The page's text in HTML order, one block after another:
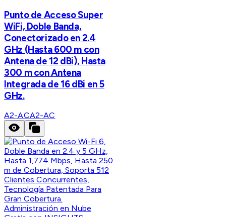
Punto de Acceso Super
WiFi, Doble Banda,
Conectorizado en 2.4
GHz (Hasta 600 m con
Antena de 12 dBi), Hasta
300 m con Antena
Integrada de 16 dBi en 5
GHz.
A2-ACA2-AC